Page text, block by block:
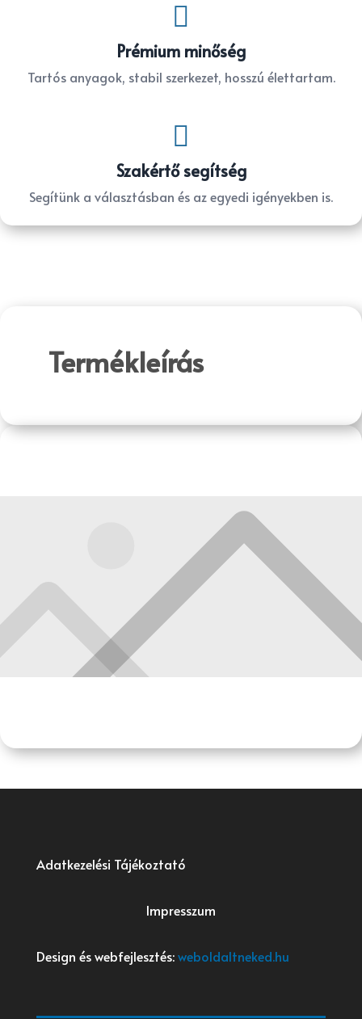

Prémium minőség
Tartós anyagok, stabil szerkezet, hosszú élettartam.

Szakértő segítség
Segítünk a választásban és az egyedi igényekben is.
Termékleírás
Adatkezelési Tájékoztató
Impresszum
Design és webfejlesztés:weboldaltneked.hu